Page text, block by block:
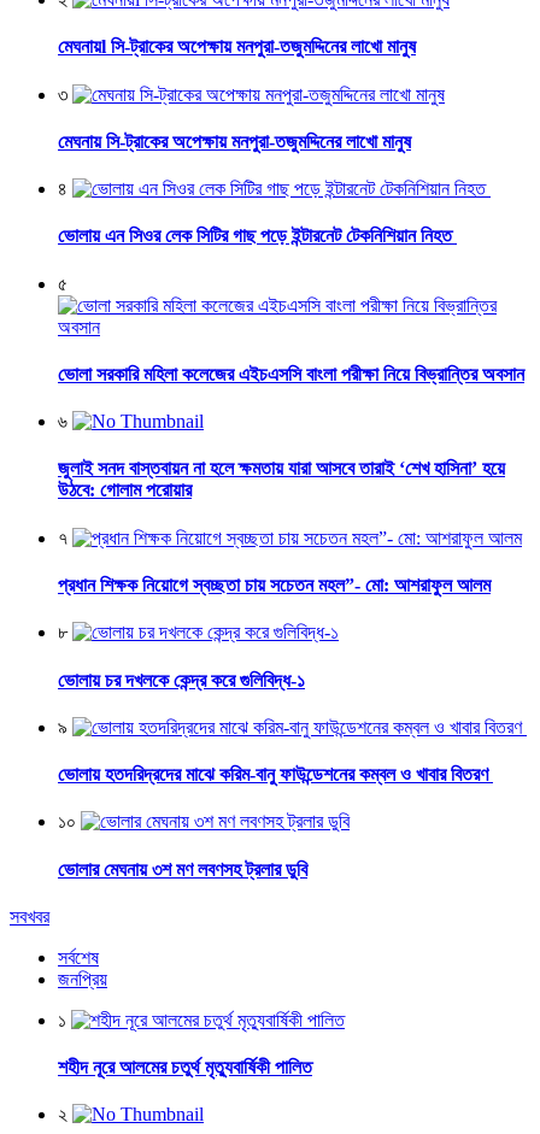
মেঘনায়l সি-ট্রাকের অপেক্ষায় মনপুরা-তজুমদ্দিনের লাখো মানুষ
৩
মেঘনায় সি-ট্রাকের অপেক্ষায় মনপুরা-তজুমদ্দিনের লাখো মানুষ
৪
ভোলায় এন সিওর লেক সিটির গাছ পড়ে ইন্টারনেট টেকনিশিয়ান নিহত
৫
ভোলা সরকারি মহিলা কলেজের এইচএসসি বাংলা পরীক্ষা নিয়ে বিভ্রান্তির অবসান
৬
জুলাই সনদ বাস্তবায়ন না হলে ক্ষমতায় যারা আসবে তারাই ‘শেখ হাসিনা’ হয়ে
উঠবে: গোলাম পরোয়ার
৭
প্রধান শিক্ষক নিয়োগে স্বচ্ছতা চায় সচেতন মহল”- মো: আশরাফুল আলম
৮
ভোলায় চর দখলকে কেন্দ্র করে গুলিবিদ্ধ-১
৯
ভোলায় হতদরিদ্রদের মাঝে করিম-বানু ফাউন্ডেশনের কম্বল ও খাবার বিতরণ
১০
ভোলার মেঘনায় ৩শ মণ লবণসহ ট্রলার ডুবি
সবখবর
সর্বশেষ
জনপ্রিয়
১
শহীদ নূরে আলমের চতুর্থ মৃত্যুবার্ষিকী পালিত
২